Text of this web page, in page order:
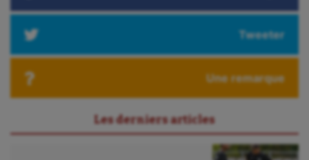
Tweeter
Une remarque
Les derniers articles